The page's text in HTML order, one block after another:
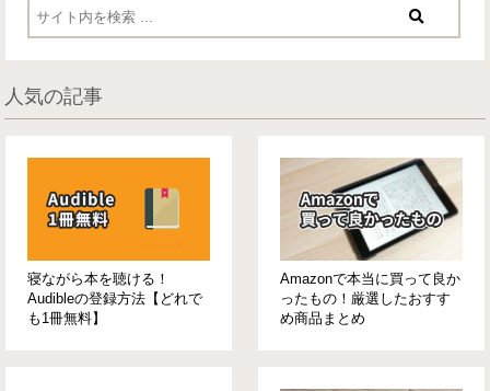
人気の記事
寝ながら本を聴ける！
Audibleの登録方法【どれで
も1冊無料】
Amazonで本当に買って良か
ったもの！厳選したおすす
め商品まとめ